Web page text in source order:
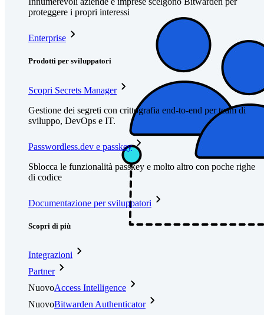
proteggere i propri interessi
Enterprise
Prodotti per sviluppatori
Scopri Secrets Manager
Gestione dei segreti con crittografia end-to-end per team di
sviluppo, DevOps e IT.
Passwordless.dev e passkey
Sblocca le funzionalità passkey e molto altro con poche righe
di codice
Documentazione per sviluppatori
Scopri di più
Integrazioni
Partner
NuovoAccess Intelligence
NuovoBitwarden Authenticator